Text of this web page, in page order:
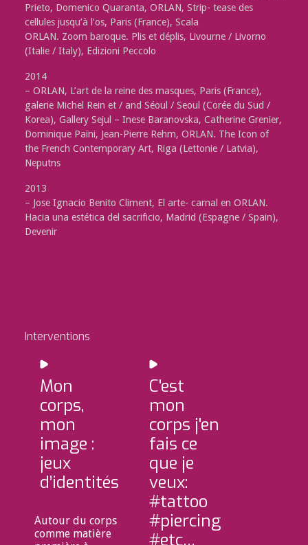
Prieto, Domenico Quaranta, ORLAN, Strip- tease des
cellules jusqu’à l’os, Paris (France), Scala
ORLAN. Zoom baroque. Plis et déplis, Livourne / Livorno
(Italie / Italy), Edizioni Peccolo
2014
– ORLAN, L’art de la reine des masques, Paris (France),
galerie Michel Rein et / and Séoul / Seoul (Corée du Sud /
Korea), Gallery Sejul – Inese Baranovska, Catherine Grenier,
Dominique Païni, Jean-Pierre Rehm, ORLAN. The Icon of
the French Contemporary Art, Riga (Lettonie / Latvia),
Neputns
2013
– Jose Ignacio Benito Climent, El arte- carnal en ORLAN.
Hacia una estética del sacrificio, Madrid (Espagne / Spain),
Devenir
Interventions
Mon
corps,
mon
image :
jeux
d’identités
Autour du corps
comme matière
C'est
mon
corps j'en
fais ce
que je
veux:
#tattoo
#piercing
#etc…